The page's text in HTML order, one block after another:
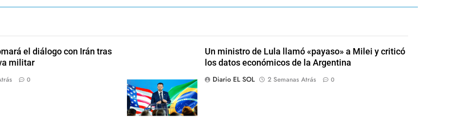
el diálogo con Irán tras
militar
0
Un ministro de Lula llamó «payaso» a Milei y criticó
los datos económicos de la Argentina
Diario EL SOL
2 Semanas Atrás 0